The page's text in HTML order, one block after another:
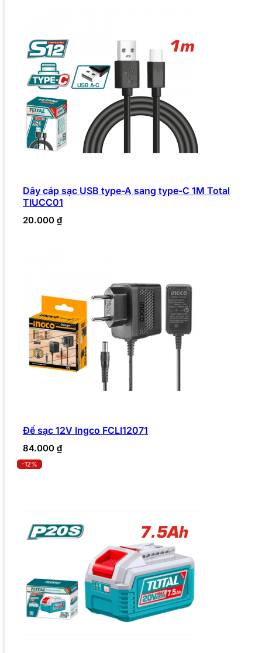
Dây cáp sạc USB type-A sang type-C 1M Total
TIUCC01
20.000 ₫
Đế sạc 12V Ingco FCLI12071
84.000 ₫
-12%